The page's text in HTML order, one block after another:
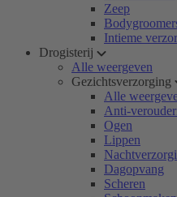
Zeep
Intieme
Drogisterij
Alle weergeven
Gezichtsverzorging
Alle
Anti-
Ogen
Lippen
Dagopvang
Scheren